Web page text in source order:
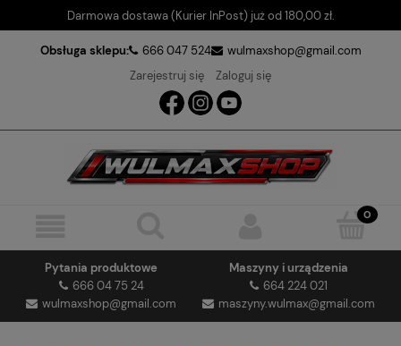
Darmowa dostawa (Kurier InPost) już od 180,00 zł.
Obsługa sklepu: 666 047 524
wulmaxshop@gmail.com
Zarejestruj się
Zaloguj się
Pytania produktowe
666 04 75 24
wulmaxshop@gmail.com
Maszyny i urządzenia
664 224 021
maszyny.wulmax@gmail.com